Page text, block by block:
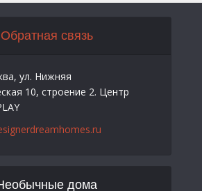
Обратная связь
ул. Нижняя
10, строение 2. Центр
дома